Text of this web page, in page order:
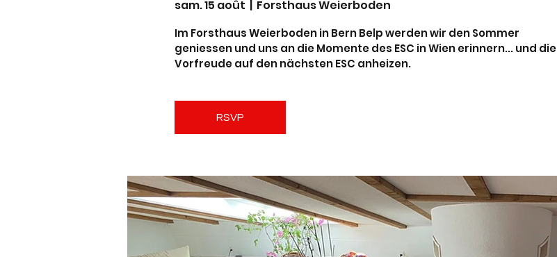
sam. 15 août
  |
Forsthaus Weierboden
Im Forsthaus Weierboden in Bern Belp werden wir den Sommer
geniessen und uns an die Momente des ESC in Wien erinnern... und die
Vorfreude auf den nächsten ESC anheizen.
RSVP